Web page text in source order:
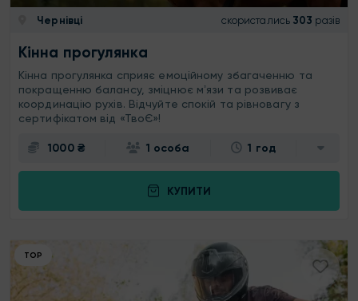
Чернівці скористались 303 разів
Кінна прогулянка
Кінна прогулянка сприяє емоційному збагаченню та
покращенню балансу, зміцнює мʼязи та розвиває
координацію рухів. Відчуйте спокій та рівновагу з
сертифікатом від «ТвоЄ»!
1000 ₴ 1 особа 1 год
КУПИТИ
ТОР